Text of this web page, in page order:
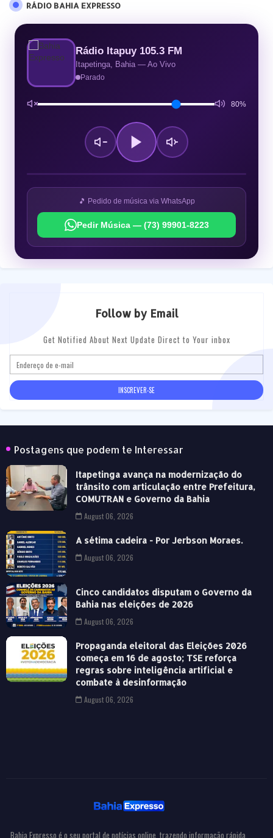
RÁDIO BAHIA EXPRESSO
Rádio Itapuy 105.3 FM
Itapetinga, Bahia — Ao Vivo
Parado
80%
🎵 Pedido de música via WhatsApp
Pedir Música — (73) 99901-8223
Follow by Email
Get Notified About Next Update Direct to Your inbox
Postagens que podem te Interessar
Itapetinga avança na modernização do
trânsito com articulação entre Prefeitura,
COMUTRAN e Governo da Bahia
August 06, 2026
A sétima cadeira - Por Jerbson Moraes.
August 06, 2026
Cinco candidatos disputam o Governo da
Bahia nas eleições de 2026
August 06, 2026
Propaganda eleitoral das Eleições 2026
começa em 16 de agosto; TSE reforça
regras sobre inteligência artificial e
combate à desinformação
August 06, 2026
Bahia Expresso é o seu portal de notícias online, trazendo informação rápida,